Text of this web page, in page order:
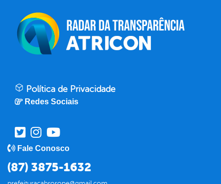
Política de Privacidade
Redes Sociais
Fale Conosco
(87) 3875-1632